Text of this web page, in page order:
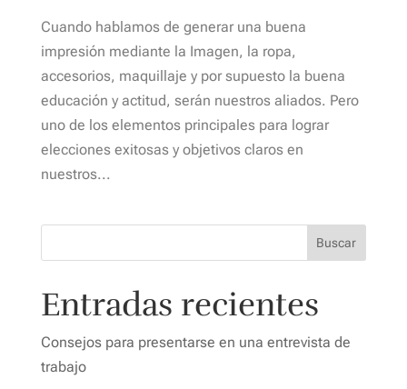
Cuando hablamos de generar una buena
impresión mediante la Imagen, la ropa,
accesorios, maquillaje y por supuesto la buena
educación y actitud, serán nuestros aliados. Pero
uno de los elementos principales para lograr
elecciones exitosas y objetivos claros en
nuestros...
Buscar
Entradas recientes
Consejos para presentarse en una entrevista de
trabajo